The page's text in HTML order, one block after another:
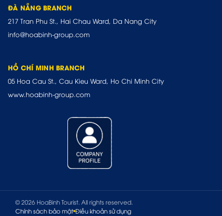
ĐÀ NẴNG BRANCH
217 Tran Phu St., Hai Chau Ward, Da Nang City
info@hoabinh-group.com
HỒ CHÍ MINH BRANCH
05 Hoa Cau St., Cau Kieu Ward, Ho Chi Minh City
www.hoabinh-group.com
© 2026 HoaBinh Tourist. All rights reserved.
Chính sách bảo mật Điều khoản sử dụng